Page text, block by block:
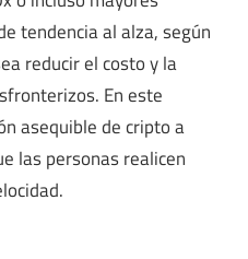
tendencia al alza, según
reducir el costo y la
En este
asequible de cripto a
las personas realicen